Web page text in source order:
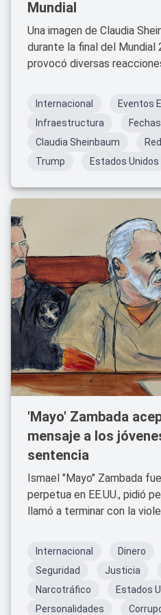
Mundial
Una imagen de Claudia
durante la final del Mundial
provocó diversas
Internacional
Eventos
Infraestructura
Claudia Sheinbaum
Trump
Estados Unidos
'Mayo' Zambada
mensaje a los
sentencia
Ismael "Mayo" Zambada
perpetua en EE.UU., pidió
llamó a terminar con la
Internacional Dinero
Seguridad
Justicia
Narcotráfico
Estados
Personalidades